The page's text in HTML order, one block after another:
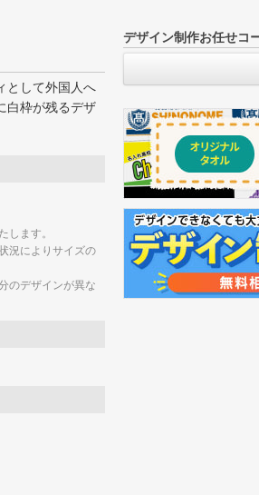
として外国人へ
白枠が残るデザ
します。
況によりサイズの
のデザインが異な
デザイン制作お任せコ